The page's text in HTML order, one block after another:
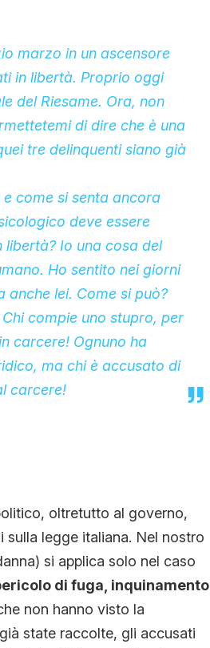
marzo in un ascensore
in libertà. Proprio oggi
del Riesame. Ora, non
di dire che è una
tre delinquenti siano già
come si senta ancora
deve essere
Io una cosa del
Ho sentito nei giorni
lei. Come si può?
compie uno stupro, per
carcere! Ognuno ha
ma chi è accusato di
carcere!
oltretutto al governo,
sulla legge italiana. Nel nostro
si applica solo nel caso
di fuga, inquinamento
non hanno visto la
state raccolte, gli accusati